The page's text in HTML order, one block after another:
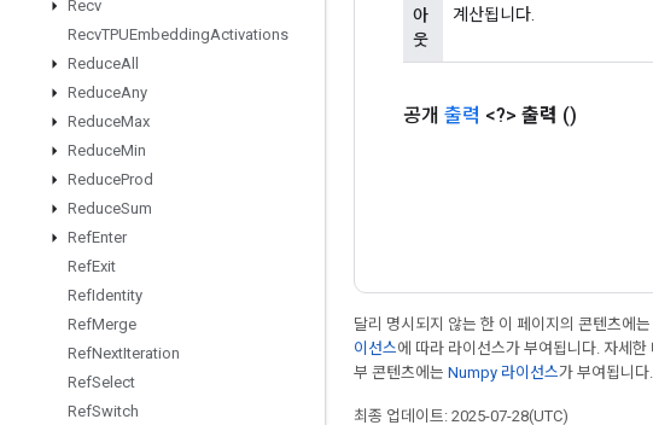
Recv
RecvTPUEmbeddingActivations
ReduceAll
ReduceAny
ReduceMax
ReduceMin
ReduceProd
ReduceSum
RefEnter
RefExit
RefIdentity
RefMerge
RefNextIteration
RefSelect
RefSwitch
아
웃
계산됩니다.
공개 출력 <?> 출력 ()
달리 명시되지 않는 한 이 페이지의 콘텐츠에는
이선스에 따라 라이선스가 부여됩니다. 자세한
부 콘텐츠에는 Numpy 라이선스가 부여됩니다.
최종 업데이트: 2025-07-28(UTC)